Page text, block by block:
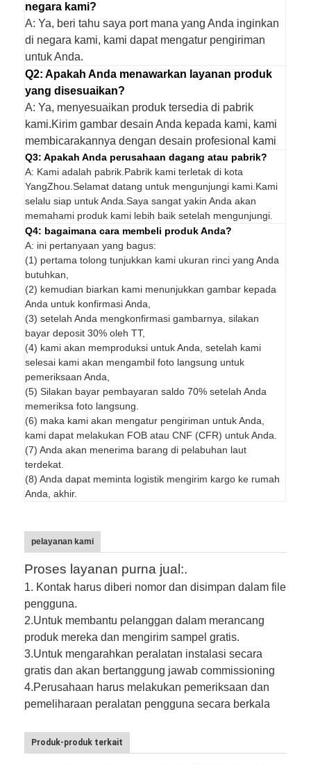
negara kami?
A: Ya, beri tahu saya port mana yang Anda inginkan
di negara kami, kami dapat mengatur pengiriman
untuk Anda.
Q2: Apakah Anda menawarkan layanan produk
yang disesuaikan?
A: Ya, menyesuaikan produk tersedia di pabrik
kami.Kirim gambar desain Anda kepada kami, kami
membicarakannya dengan desain profesional kami
Q3: Apakah Anda perusahaan dagang atau pabrik?
A: Kami adalah pabrik.Pabrik kami terletak di kota
YangZhou.Selamat datang untuk mengunjungi kami.Kami
selalu siap untuk Anda.Saya sangat yakin Anda akan
memahami produk kami lebih baik setelah mengunjungi.
Q4: bagaimana cara membeli produk Anda?
A: ini pertanyaan yang bagus:
(1) pertama tolong tunjukkan kami ukuran rinci yang Anda
butuhkan,
(2) kemudian biarkan kami menunjukkan gambar kepada
Anda untuk konfirmasi Anda,
(3) setelah Anda mengkonfirmasi gambarnya, silakan
bayar deposit 30% oleh TT,
(4) kami akan memproduksi untuk Anda, setelah kami
selesai kami akan mengambil foto langsung untuk
pemeriksaan Anda,
(5) Silakan bayar pembayaran saldo 70% setelah Anda
memeriksa foto langsung.
(6) maka kami akan mengatur pengiriman untuk Anda,
kami dapat melakukan FOB atau CNF (CFR) untuk Anda.
(7) Anda akan menerima barang di pelabuhan laut
terdekat.
(8) Anda dapat meminta logistik mengirim kargo ke rumah
Anda, akhir.
pelayanan kami
Proses layanan purna jual:.
1. Kontak harus diberi nomor dan disimpan dalam file
pengguna.
2.Untuk membantu pelanggan dalam merancang
produk mereka dan mengirim sampel gratis.
3.Untuk mengarahkan peralatan instalasi secara
gratis dan akan bertanggung jawab commissioning
4.Perusahaan harus melakukan pemeriksaan dan
pemeliharaan peralatan pengguna secara berkala
Produk-produk terkait